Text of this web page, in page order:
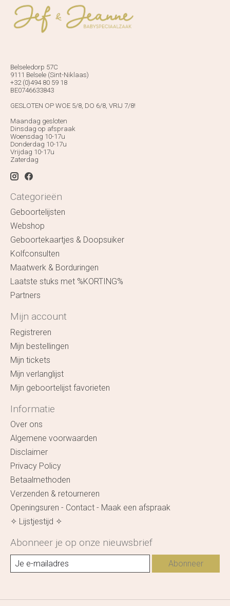
Belseledorp 57C
9111 Belsele (Sint-Niklaas)
+32 (0)494 80 59 18
BE0746633843
GESLOTEN OP WOE 5/8, DO 6/8, VRIJ 7/8!
Maandag gesloten
Dinsdag op afspraak
Woensdag 10-17u
Donderdag 10-17u
Vrijdag 10-17u
Zaterdag
Categorieën
Geboortelijsten
Webshop
Geboortekaartjes & Doopsuiker
Kolfconsulten
Maatwerk & Borduringen
Laatste stuks met %KORTING%
Partners
Mijn account
Registreren
Mijn bestellingen
Mijn tickets
Mijn verlanglijst
Mijn geboortelijst favorieten
Informatie
Over ons
Algemene voorwaarden
Disclaimer
Privacy Policy
Betaalmethoden
Verzenden & retourneren
Openingsuren - Contact - Maak een afspraak
✧ Lijstjestijd ✧
Abonneer je op onze nieuwsbrief
Abonneer